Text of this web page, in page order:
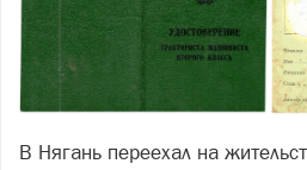
В Нягань переехал на